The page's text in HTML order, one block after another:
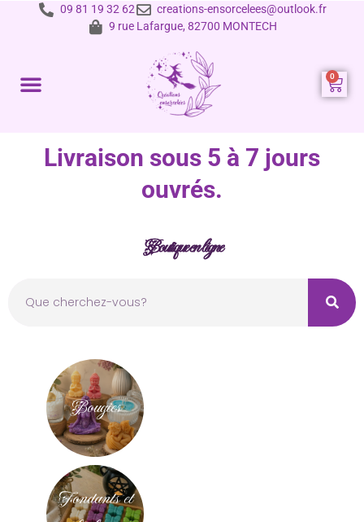
09 81 19 32 62
creations-ensorcelees@outlook.fr
9 rue Lafargue, 82700 MONTECH
Livraison sous 5 à 7 jours
ouvrés.
Boutique en ligne
Bougies
Fondants et